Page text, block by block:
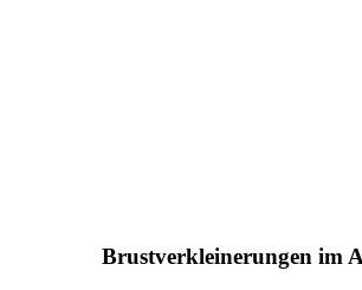
Brustverkleinerungen im